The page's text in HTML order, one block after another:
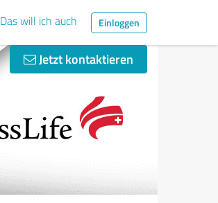
Das will ich auch Einloggen
Jetzt kontaktieren